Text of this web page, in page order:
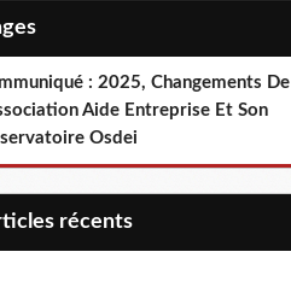
: 2025, Changements De
Aide Entreprise Et Son
Osdei
récents